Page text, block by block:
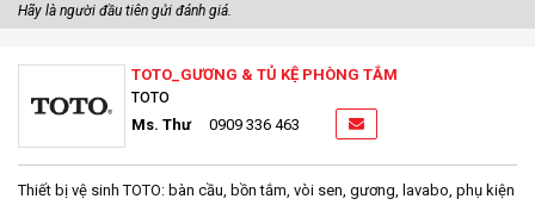
Hãy là người đầu tiên gửi đánh giá.
TOTO_GƯƠNG & TỦ KỆ PHÒNG TẮM
TOTO
Ms. Thư 0909 336 463
Thiết bị vệ sinh TOTO: bàn cầu, bồn tắm, vòi sen, gương, lavabo, phụ kiện